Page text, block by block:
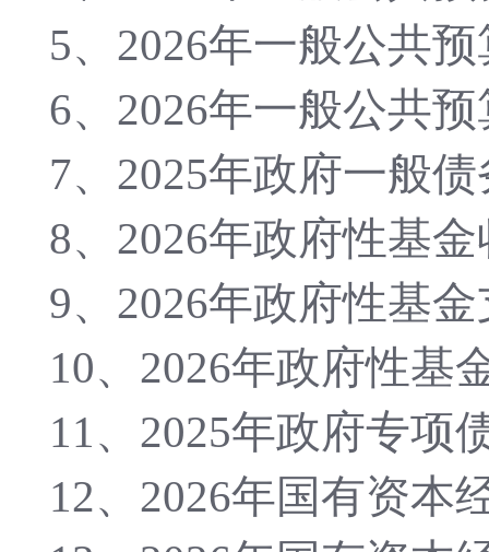
5、2026年一般公共
6、2026年一般公共
7、2025年政府一般
8、2026年政府性基
9、2026年政府性基
10、2026年政府性基
11、2025年政府专项
12、2026年国有资本